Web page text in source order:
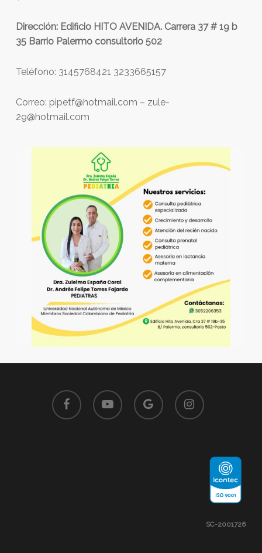
Dirección: Edificio HITO AVENIDA. Carrera 37 # 19 b
35 Barrio Palermo consultorio 502
Teléfono: 3145768421 3233665157
Correo: pipetf@hotmail.com – zule-
29@hotmail.com
facebook youtube
google-
plus
instagram
SC-2001726